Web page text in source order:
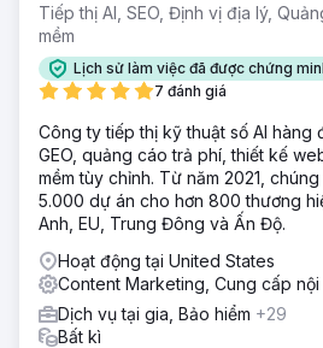
Giải pháp
Đã kiểm tra trang web và cải thiện
trang web, nội dung, các yếu tố
trên thiết bị di động. Sau đó, chúng
chiến dịch tiếp cận cộng đồng để
siêu liên quan về cải thiện nhà cửa,
ấn phẩm DIY.
Kết quả
Grime Time đã tăng đáng kể bản
ở Austin và các thị trường xung
năng hiển thị và lưu lượng truy cập
dẫn đến giá thuê xe đổ rác thương
600%.
Tiếp thị AI, SEO, Định vị địa lý,
mềm
Lịch sử làm việc đã được chứng
7 đánh giá
Công ty tiếp thị kỹ thuật số AI hàng
GEO, quảng cáo trả phí, thiết kế
mềm tùy chỉnh. Từ năm 2021,
5.000 dự án cho hơn 800 thương
Anh, EU, Trung Đông và Ấn Độ.
Hoạt động tại United States
Content Marketing, Cung cấp
Dịch vụ tại gia, Bảo hiểm +29
Bất kì